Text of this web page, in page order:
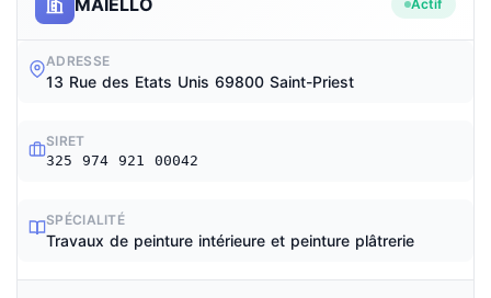
Actif
ADRESSE
13 Rue des Etats Unis 69800 Saint-Priest
SIRET
325 974 921 00042
SPÉCIALITÉ
Travaux de peinture intérieure et peinture plâtrerie